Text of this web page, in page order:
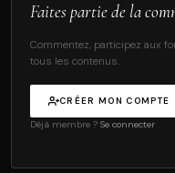
Faites partie de la
Commentez, participez aux
tous les contenus.
CRÉER MON COMPTE
Déjà membre ? Se connecter